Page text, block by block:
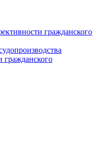
гражданского
гражданского